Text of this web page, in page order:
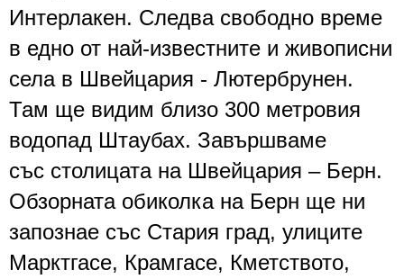
Интерлакен. Следва свободно време
в едно от най-известните и живописни
села в Швейцария - Лютербрунен.
Там ще видим близо 300 метровия
водопад Штаубах. Завършваме
със столицата на Швейцария – Берн.
Обзорната обиколка на Берн ще ни
запознае със Стария град, улиците
Марктгасе, Крамгасе, Кметството,